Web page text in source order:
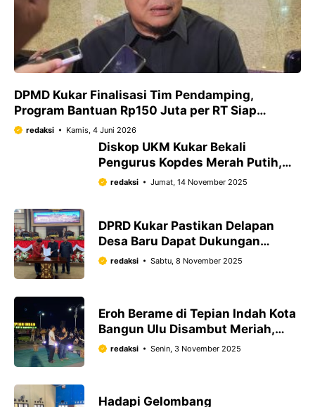
DPMD Kukar Finalisasi Tim Pendamping,
Program Bantuan Rp150 Juta per RT Siap
Dijalankan
redaksi Kamis, 4 Juni 2026
Diskop UKM Kukar Bekali
Pengurus Kopdes Merah Putih,
Perkuat Pengelolaan Koperasi
redaksi Jumat, 14 November 2025
DPRD Kukar Pastikan Delapan
Desa Baru Dapat Dukungan
Anggaran di 2026
redaksi Sabtu, 8 November 2025
Eroh Berame di Tepian Indah Kota
Bangun Ulu Disambut Meriah,
Awali Rangkaian HUT Desa ke-214
redaksi Senin, 3 November 2025
Hadapi Gelombang